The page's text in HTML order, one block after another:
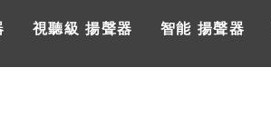
視聽級 揚聲器 智能 揚聲器